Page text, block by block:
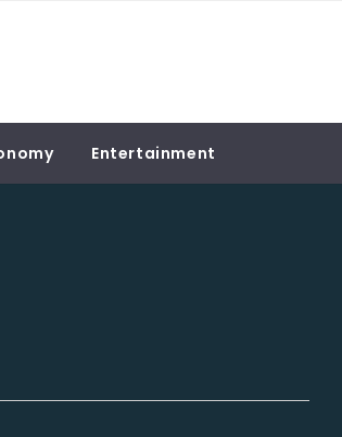
Entertainment